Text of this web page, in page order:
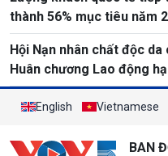
thành 56% mục tiêu năm
Hội Nạn nhân chất độc
Huân chương Lao động
English Vietnamese
BAN